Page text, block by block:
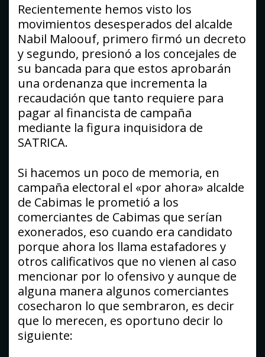
Recientemente hemos visto los
movimientos desesperados del alcalde
Nabil Maloouf, primero firmó un decreto
y segundo, presionó a los concejales de
su bancada para que estos aprobarán
una ordenanza que incrementa la
recaudación que tanto requiere para
pagar al financista de campaña
mediante la figura inquisidora de
SATRICA.
Si hacemos un poco de memoria, en
campaña electoral el «por ahora» alcalde
de Cabimas le prometió a los
comerciantes de Cabimas que serían
exonerados, eso cuando era candidato
porque ahora los llama estafadores y
otros calificativos que no vienen al caso
mencionar por lo ofensivo y aunque de
alguna manera algunos comerciantes
cosecharon lo que sembraron, es decir
que lo merecen, es oportuno decir lo
siguiente: